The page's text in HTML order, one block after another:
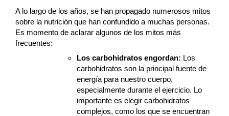
A lo largo de los años, se han propagado numerosos mitos
sobre la nutrición que han confundido a muchas personas.
Es momento de aclarar algunos de los mitos más
frecuentes:
Los carbohidratos engordan: Los
carbohidratos son la principal fuente de
energía para nuestro cuerpo,
especialmente durante el ejercicio. Lo
importante es elegir carbohidratos
complejos, como los que se encuentran